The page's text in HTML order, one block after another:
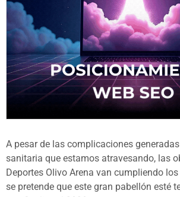
A pesar de las complicaciones
sanitaria que estamos atravesando, las
Deportes Olivo Arena van cumpliendo
se pretende que este gran pabellón esté